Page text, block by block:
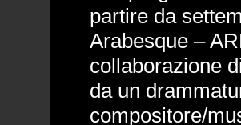
partire da
Arabesque –
collaborazione
da un
compositore/